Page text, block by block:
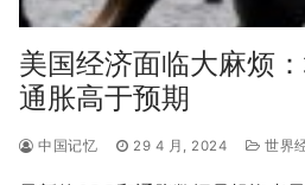
美国经济面临大麻烦
通胀高于预期
中国记忆 29 4 月, 2024 世界